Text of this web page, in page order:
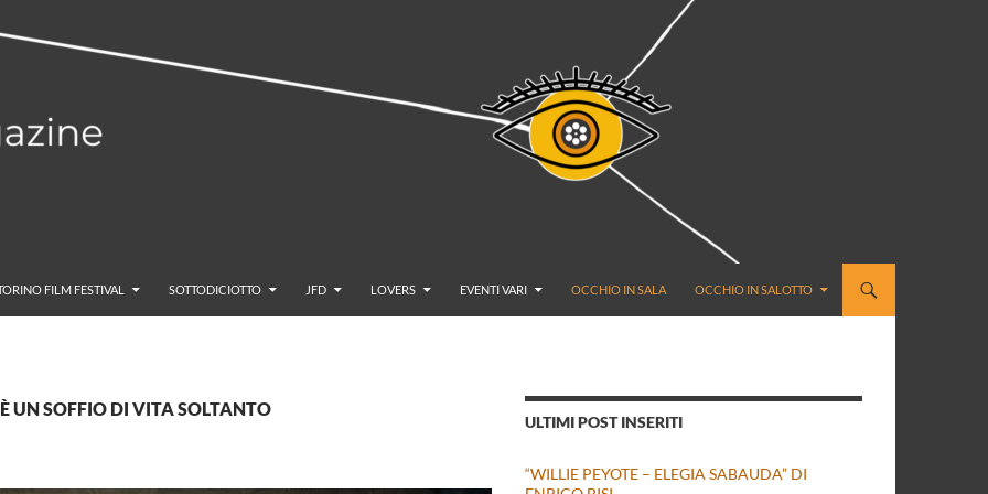
FILM FESTIVAL SOTTODICIOTTO JFD LOVERS EVENTI VARI OCCHIO IN SALA OCCHIO IN SALOTTO
UN SOFFIO DI VITA SOLTANTO
ULTIMI POST INSERITI
“WILLIE PEYOTE – ELEGIA SABAUDA” DI